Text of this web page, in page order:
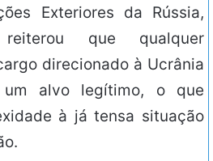
Exteriores da Rússia,
que qualquer
direcionado à Ucrânia
um alvo legítimo, o que
à já tensa situação